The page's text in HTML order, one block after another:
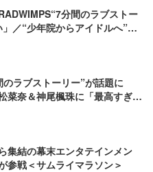
分間のラブストー
／“少年院からアイドルへ”戦
のラブストーリー”が話題に
菜奈＆神尾楓珠に「最高すぎ
集結の幕末エンタテインメン
参戦＜サムライマラソン＞